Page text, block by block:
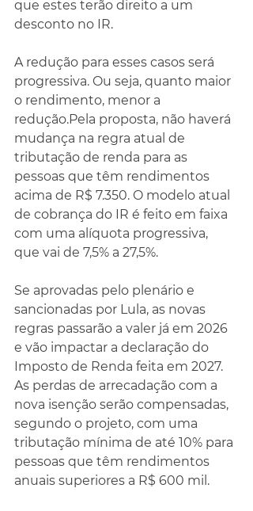
que estes terão direito a um
desconto no IR.
A redução para esses casos será
progressiva. Ou seja, quanto maior
o rendimento, menor a
redução.Pela proposta, não haverá
mudança na regra atual de
tributação de renda para as
pessoas que têm rendimentos
acima de R$ 7.350. O modelo atual
de cobrança do IR é feito em faixa
com uma alíquota progressiva,
que vai de 7,5% a 27,5%.
Se aprovadas pelo plenário e
sancionadas por Lula, as novas
regras passarão a valer já em 2026
e vão impactar a declaração do
Imposto de Renda feita em 2027.
As perdas de arrecadação com a
nova isenção serão compensadas,
segundo o projeto, com uma
tributação mínima de até 10% para
pessoas que têm rendimentos
anuais superiores a R$ 600 mil.